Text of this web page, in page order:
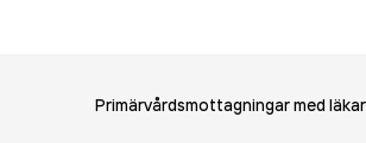
Primärvårdsmottagningar med